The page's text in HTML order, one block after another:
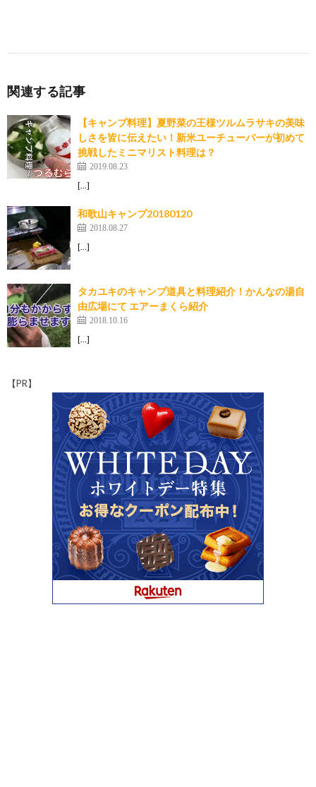
関連する記事
【キャンプ料理】夏野菜の王様ツルムラサキの美味
しさを皆に伝えたい！新米ユーチューバーが初めて
挑戦したミニマリスト料理は？
2019.08.23
[…]
和歌山キャンプ20180120
2018.08.27
[…]
タカユキのキャンプ道具と料理紹介！かんなの湯自
由広場にて エアーまくら紹介
2018.10.16
[…]
【PR】